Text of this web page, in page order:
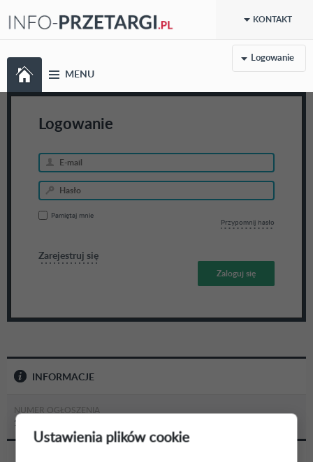
KONTAKT
MENU
Logowanie
Ustawienia plików cookie
Logowanie
Pamiętaj mnie
Przypomnij hasło
Zarejestruj się
INFORMACJE
NUMER OGŁOSZENIA
10610817